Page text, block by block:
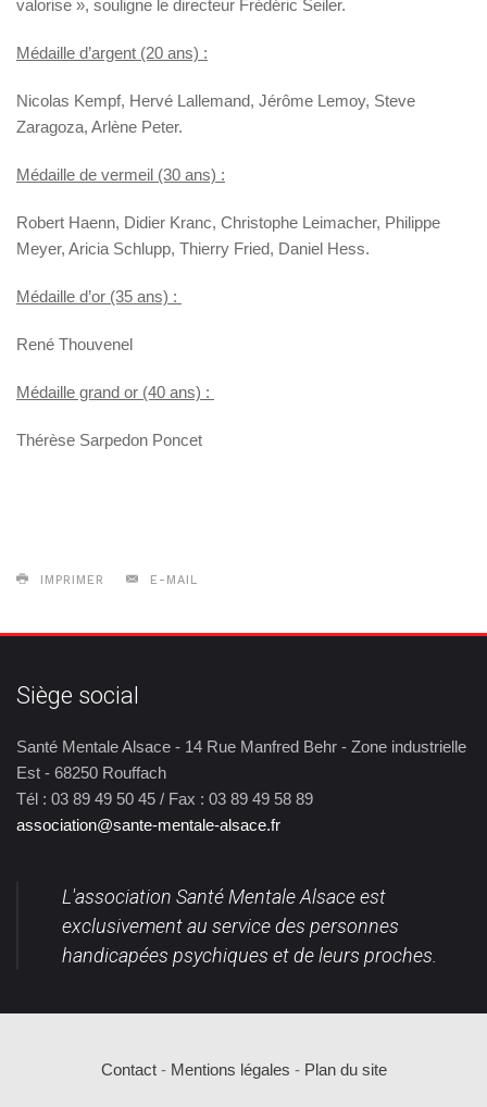
valorise », souligne le directeur Frédéric Seiler.
Médaille d’argent (20 ans) :
Nicolas Kempf, Hervé Lallemand, Jérôme Lemoy, Steve
Zaragoza, Arlène Peter.
Médaille de vermeil (30 ans) :
Robert Haenn, Didier Kranc, Christophe Leimacher, Philippe
Meyer, Aricia Schlupp, Thierry Fried, Daniel Hess.
Médaille d’or (35 ans) :
René Thouvenel
Médaille grand or (40 ans) :
Thérèse Sarpedon Poncet
IMPRIMER E-MAIL
Siège social
Santé Mentale Alsace - 14 Rue Manfred Behr - Zone industrielle
Est - 68250 Rouffach
Tél : 03 89 49 50 45 / Fax : 03 89 49 58 89
association@sante-mentale-alsace.fr
L'association Santé Mentale Alsace est
exclusivement au service des personnes
handicapées psychiques et de leurs proches.
Contact- Mentions légales - Plan du site